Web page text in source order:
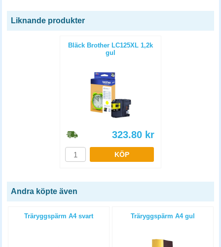
Liknande produkter
Bläck Brother LC125XL 1,2k
gul
323.80 kr
KÖP
Andra köpte även
Träryggspärm A4 svart Träryggspärm A4 gul